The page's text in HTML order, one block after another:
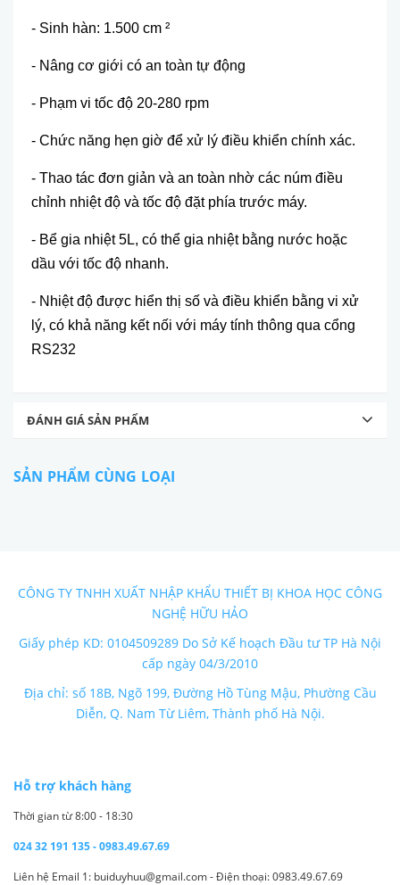
- Sinh hàn: 1.500 cm ²
- Nâng cơ giới có an toàn tự động
- Phạm vi tốc độ 20-280 rpm
- Chức năng hẹn giờ để xử lý điều khiển chính xác.
- Thao tác đơn giản và an toàn nhờ các núm điều
chỉnh nhiệt độ và tốc độ đặt phía trước máy.
- Bể gia nhiệt 5L, có thể gia nhiệt bằng nước hoặc
dầu với tốc độ nhanh.
- Nhiệt độ được hiển thị số và điều khiển bằng vi xử
lý, có khả năng kết nối với máy tính thông qua cổng
RS232
ĐÁNH GIÁ SẢN PHẨM
SẢN PHẨM CÙNG LOẠI
CÔNG TY TNHH XUẤT NHẬP KHẨU THIẾT BỊ KHOA HỌC CÔNG
NGHỆ HỮU HẢO
Giấy phép KD: 0104509289 Do Sở Kế hoạch Đầu tư TP Hà Nội
cấp ngày 04/3/2010
Địa chỉ: số 18B, Ngõ 199, Đường Hồ Tùng Mậu, Phường Cầu
Diễn, Q. Nam Từ Liêm, Thành phố Hà Nội.
Hỗ trợ khách hàng
Thời gian từ 8:00 - 18:30
024 32 191 135 - 0983.49.67.69
Liên hệ Email 1: buiduyhuu@gmail.com - Điện thoại: 0983.49.67.69